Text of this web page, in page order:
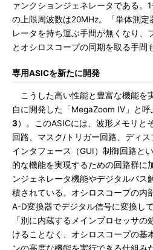
ァンクションジェネレータである。
の上限周波数は20MHz。「単体測定
レータを持ち運ぶ手間が無くなり、
とオシロスコープの同期を取る手間
専用ASICを新たに開発
こうした高い性能と豊富な機能を
自に開発した「MegaZoom IV」と
3）。このASICには、波形メモリと
回路、マスク/トリガー回路、ディ
インタフェース（GUI）制御回路と
的な機能を実現するための回路群に
ンジェネレータ機能やデジタルバス
積されている。オシロスコープの内
A-D変換器でデジタル信号に変換し
「別に内蔵するメインプロセッサ
けることなく、オシロスコープの基